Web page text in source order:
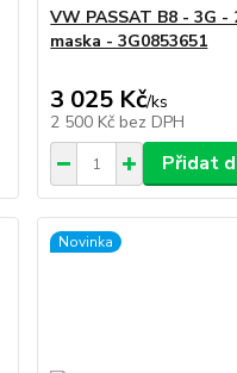
VW PASSAT B8 - 3G -
maska - 3G0853651
3 025 Kč/ks
2 500 Kč bez DPH
Přidat
Novinka